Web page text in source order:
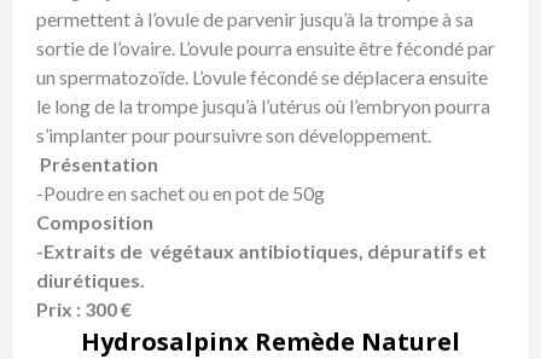
permettent à l’ovule de parvenir jusqu’à la trompe à sa
sortie de l’ovaire. L’ovule pourra ensuite être fécondé par
un spermatozoïde. L’ovule fécondé se déplacera ensuite
le long de la trompe jusqu’à l’utérus où l’embryon pourra
s’implanter pour poursuivre son développement.
Présentation
-Poudre en sachet ou en pot de 50g
Composition
-Extraits de végétaux antibiotiques, dépuratifs et
diurétiques.
Prix : 300 €
Hydrosalpinx Remède Naturel